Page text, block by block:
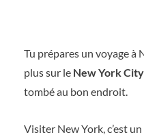
Tu prépares un voyage à
plus sur le New York
tombé au bon endroit.
Visiter New York, c’est